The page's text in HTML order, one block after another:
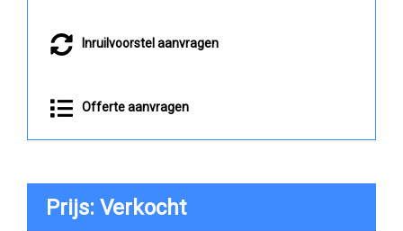
Inruilvoorstel aanvragen
Offerte aanvragen
Prijs: Verkocht